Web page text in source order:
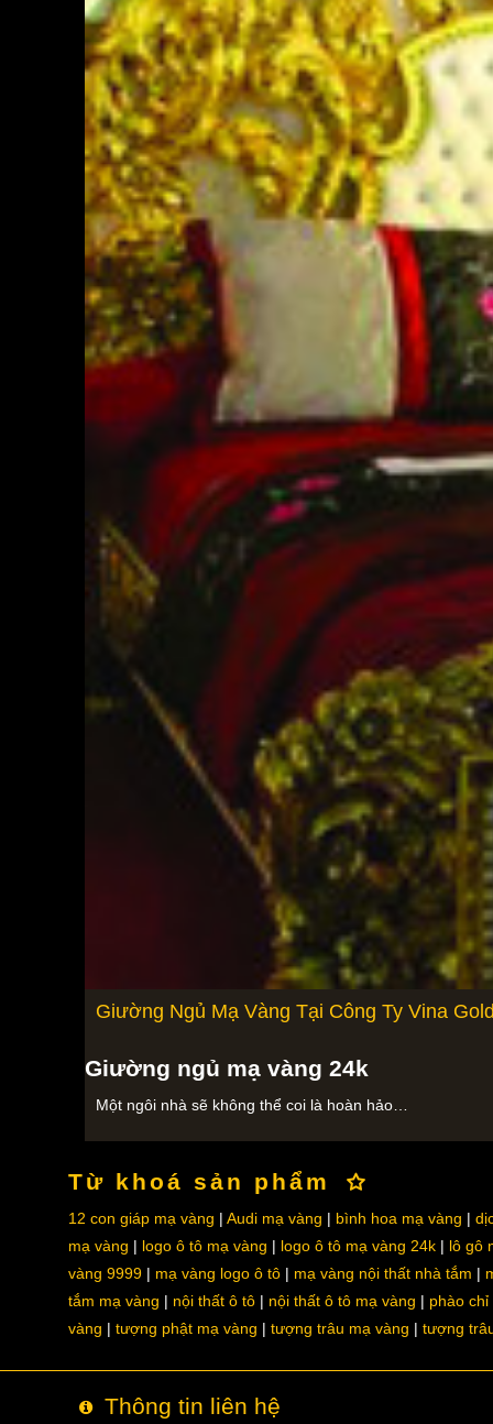
Giường Ngủ Mạ Vàng Tại Công Ty Vina
Giường ngủ mạ vàng 24k
Một ngôi nhà sẽ không thể coi là hoàn hảo…
Từ khoá sản phẩm
12 con giáp mạ vàng Audi mạ vàng bình hoa mạ vàng
mạ vàng
logo ô tô mạ vàng logo ô tô mạ vàng 24k
lô gô
vàng 9999
mạ vàng logo ô tô mạ vàng nội thất nhà tắm
tắm mạ vàng
nội thất ô tô nội thất ô tô mạ vàng
phào chỉ
vàng
tượng phật mạ vàng tượng trâu mạ vàng tượng
Thông tin liên hệ